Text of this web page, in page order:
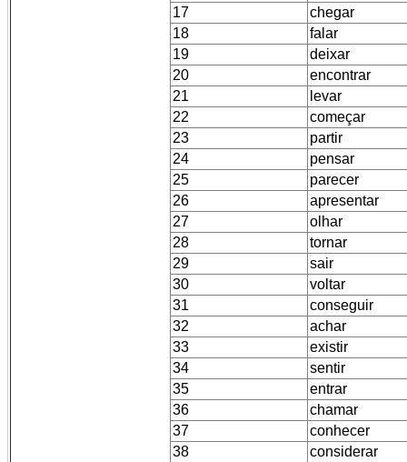
17
chegar
18
falar
19
deixar
20
encontrar
21
levar
22
começar
23
partir
24
pensar
25
parecer
26
apresentar
27
olhar
28
tornar
29
sair
30
voltar
31
conseguir
32
achar
33
existir
34
sentir
35
entrar
36
chamar
37
conhecer
38
considerar